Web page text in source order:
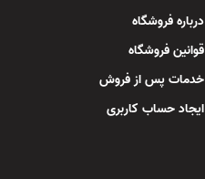
درباره فروشگاه
قوانین فروشگاه
خدمات پس از فروش
ایجاد حساب کاربری